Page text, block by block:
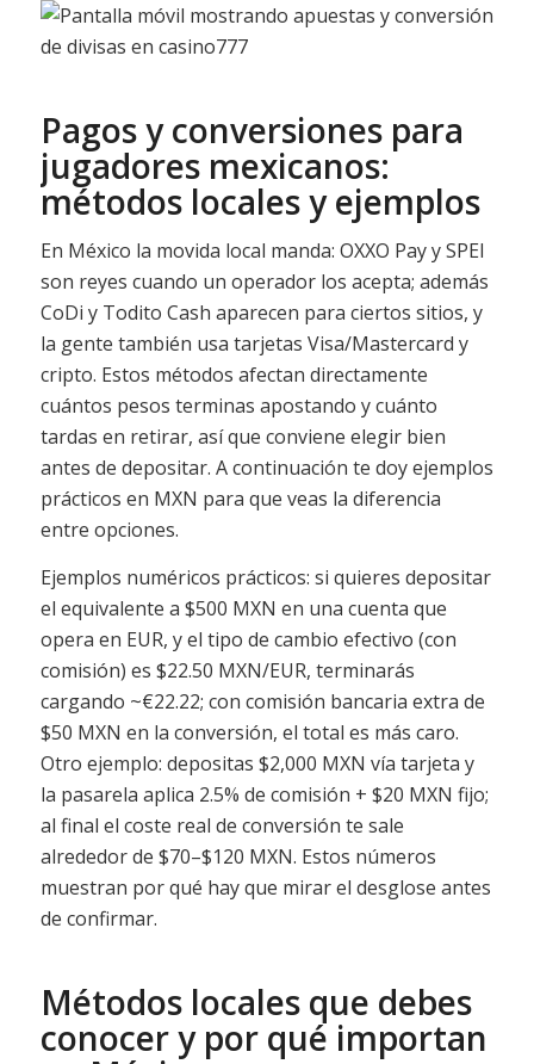
Pagos y conversiones para
jugadores mexicanos:
métodos locales y ejemplos
En México la movida local manda: OXXO Pay y SPEI
son reyes cuando un operador los acepta; además
CoDi y Todito Cash aparecen para ciertos sitios, y
la gente también usa tarjetas Visa/Mastercard y
cripto. Estos métodos afectan directamente
cuántos pesos terminas apostando y cuánto
tardas en retirar, así que conviene elegir bien
antes de depositar. A continuación te doy ejemplos
prácticos en MXN para que veas la diferencia
entre opciones.
Ejemplos numéricos prácticos: si quieres depositar
el equivalente a $500 MXN en una cuenta que
opera en EUR, y el tipo de cambio efectivo (con
comisión) es $22.50 MXN/EUR, terminarás
cargando ~€22.22; con comisión bancaria extra de
$50 MXN en la conversión, el total es más caro.
Otro ejemplo: depositas $2,000 MXN vía tarjeta y
la pasarela aplica 2.5% de comisión + $20 MXN fijo;
al final el coste real de conversión te sale
alrededor de $70–$120 MXN. Estos números
muestran por qué hay que mirar el desglose antes
de confirmar.
Métodos locales que debes
conocer y por qué importan